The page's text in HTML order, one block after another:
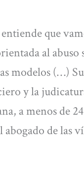
que
al
modelos (…)
y la
a menos de
de las